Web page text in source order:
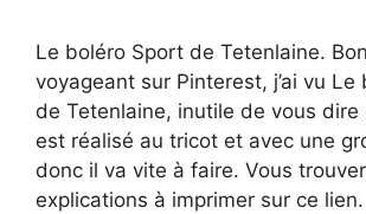
Le boléro Sport de Tetenlaine.
voyageant sur Pinterest, j’ai vu Le
de Tetenlaine, inutile de vous dire
est réalisé au tricot et avec une
donc il va vite à faire. Vous
explications à imprimer sur ce